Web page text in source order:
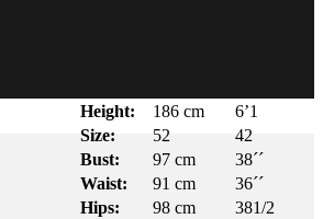
Height: 186 cm
6’1
Size:
52
42
Bust:
97 cm
38´´
Waist:
91 cm
36´´
Hips:
98 cm
381/2